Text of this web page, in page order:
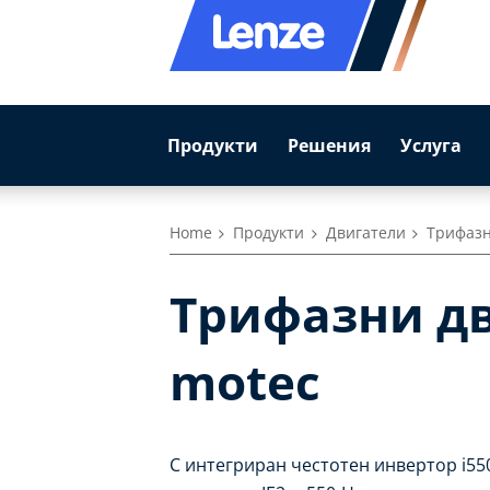
Продукти Решения Услуга
Home Продукти Двигатели
Трифазни
motec
С интегриран честотен инвертор